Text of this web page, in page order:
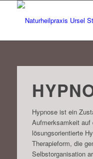
Hypnose ist ein
Aufmerksamkeit auf
lösungsorientierte
Therapieform, die
Selbstorganisation